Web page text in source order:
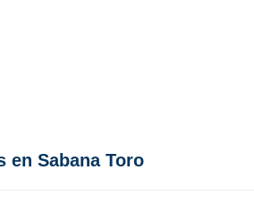
Sabana Toro